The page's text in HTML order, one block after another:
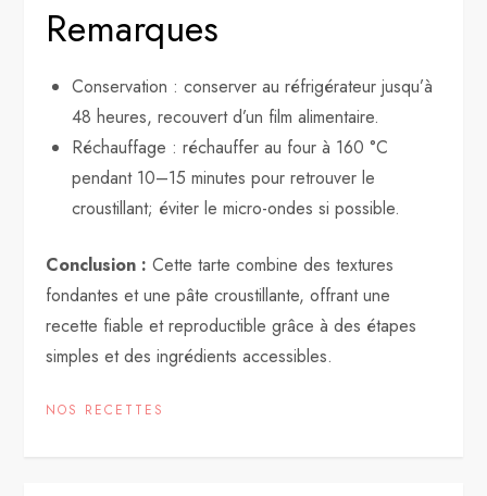
Remarques
Conservation : conserver au réfrigérateur jusqu’à
48 heures, recouvert d’un film alimentaire.
Réchauffage : réchauffer au four à 160 °C
pendant 10–15 minutes pour retrouver le
croustillant; éviter le micro-ondes si possible.
Conclusion : Cette tarte combine des textures
fondantes et une pâte croustillante, offrant une
recette fiable et reproductible grâce à des étapes
simples et des ingrédients accessibles.
NOS RECETTES